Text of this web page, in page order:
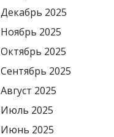
Декабрь 2025
Ноябрь 2025
Октябрь 2025
Сентябрь 2025
Август 2025
Июль 2025
Июнь 2025